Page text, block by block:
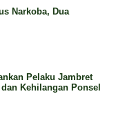
Narkoba, Dua
Pelaku Jambret
Kehilangan Ponsel